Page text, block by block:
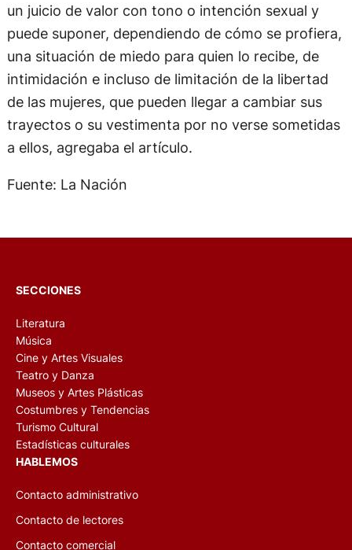
un juicio de valor con tono o intención sexual y
puede suponer, dependiendo de cómo se profiera,
una situación de miedo para quien lo recibe, de
intimidación e incluso de limitación de la libertad
de las mujeres, que pueden llegar a cambiar sus
trayectos o su vestimenta por no verse sometidas
a ellos, agregaba el artículo.
Fuente: La Nación
SECCIONES
Literatura
Música
Cine y Artes Visuales
Teatro y Danza
Museos y Artes Plásticas
Costumbres y Tendencias
Turismo Cultural
Estadísticas culturales
HABLEMOS
Contacto administrativo
Contacto de lectores
Contacto comercial